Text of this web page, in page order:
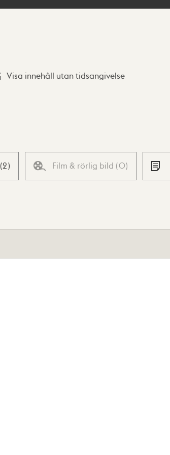
Visa innehåll utan tidsangivelse
(2) Film & rörlig bild (0)